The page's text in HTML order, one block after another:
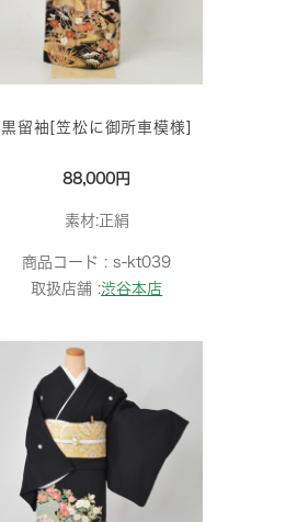
黒留袖[笠松に御所車模様]
88,000円
素材:正絹
商品コード :s-kt039
取扱店舗 :渋谷本店